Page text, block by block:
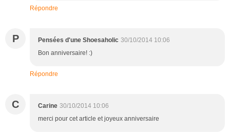
Répondre
P Pensées d'une Shoesaholic 30/10/2014 10:06
Bon anniversaire! :)
Répondre
C Carine 30/10/2014 10:06
merci pour cet article et joyeux anniversaire